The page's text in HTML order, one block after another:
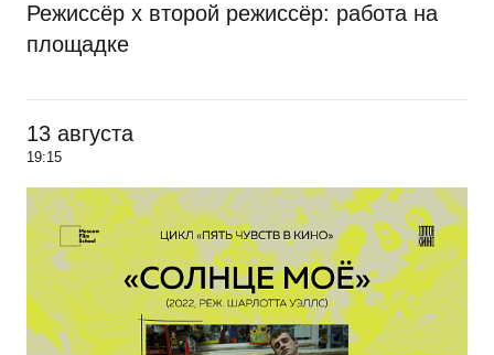
Режиссёр х второй режиссёр: работа на
площадке
13 августа
19:15